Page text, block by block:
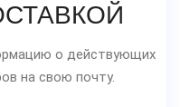
о действующих
на свою почту.